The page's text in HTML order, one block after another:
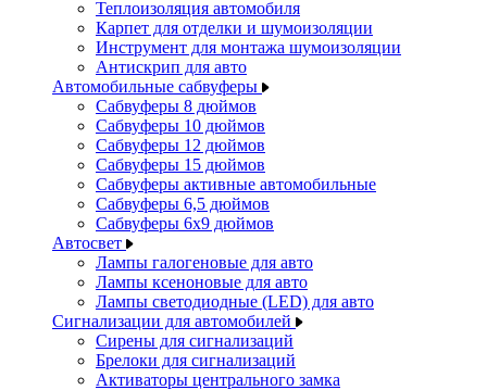
Теплоизоляция автомобиля
Карпет для отделки и шумоизоляции
Инструмент для монтажа шумоизоляции
Антискрип для авто
Автомобильные сабвуферы
Сабвуферы 8 дюймов
Сабвуферы 10 дюймов
Сабвуферы 12 дюймов
Сабвуферы 15 дюймов
Сабвуферы активные автомобильные
Сабвуферы 6,5 дюймов
Сабвуферы 6x9 дюймов
Автосвет
Лампы галогеновые для авто
Лампы ксеноновые для авто
Лампы светодиодные (LED) для авто
Сигнализации для автомобилей
Сирены для сигнализаций
Брелоки для сигнализаций
Активаторы центрального замка